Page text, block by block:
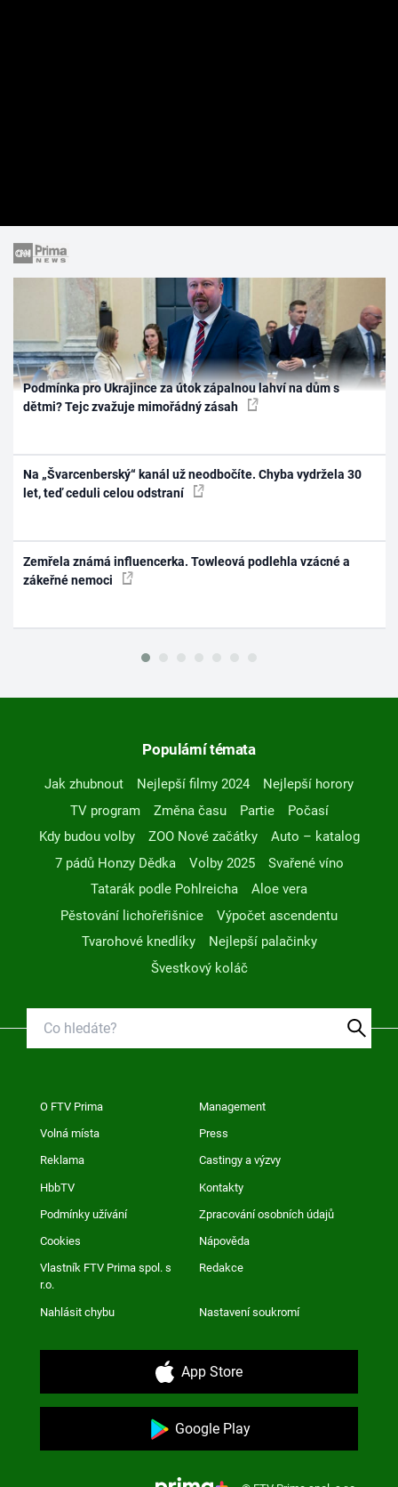
Podmínka pro Ukrajince za útok zápalnou lahví na dům s
dětmi? Tejc zvažuje mimořádný zásah
Na „Švarcenberský“ kanál už neodbočíte. Chyba vydržela 30
let, teď ceduli celou odstraní
Zemřela známá influencerka. Towleová podlehla vzácné a
zákeřné nemoci
Populární témata
Jak zhubnout Nejlepší filmy 2024
Nejlepší horory
TV program
Změna času Partie
Počasí
Kdy budou volby
ZOO Nové začátky
Auto – katalog
7 pádů Honzy Dědka
Volby 2025
Svařené víno
Tatarák podle Pohlreicha
Aloe vera
Pěstování lichořeřišnice
Výpočet ascendentu
Tvarohové knedlíky
Nejlepší palačinky
Švestkový koláč
O FTV Prima Management
Volná místa Press
Reklama Castingy a výzvy
HbbTV Kontakty
Podmínky užívání Zpracování osobních údajů
Cookies Nápověda
Vlastník FTV Prima spol. s
r.o.
Redakce
Nahlásit chybu Nastavení soukromí
App Store
Google Play